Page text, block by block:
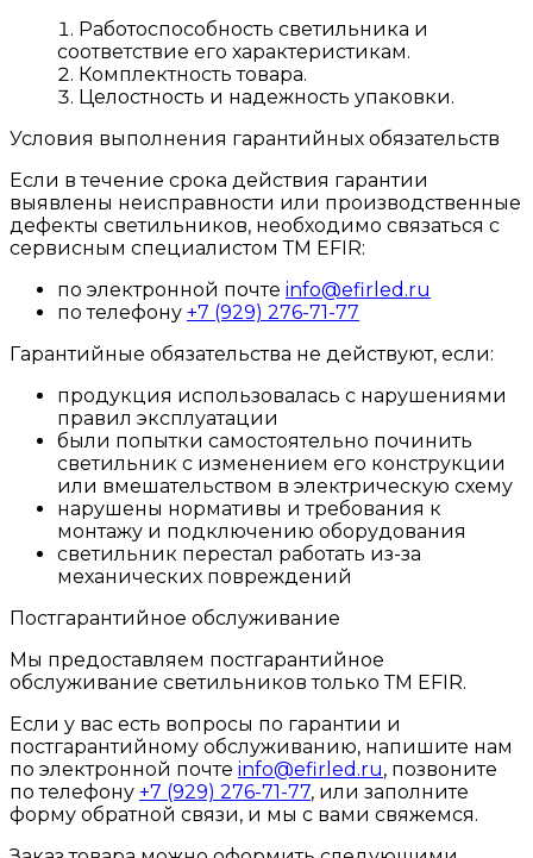
Работоспособность светильника и
соответствие его характеристикам.
Комплектность товара.
Целостность и надежность упаковки.
Условия выполнения гарантийных обязательств
Если в течение срока действия гарантии
выявлены неисправности или производственные
дефекты светильников, необходимо связаться с
сервисным специалистом ТМ EFIR:
по электронной почте info@efirled.ru
по телефону +7 (929) 276-71-77
Гарантийные обязательства не действуют, если:
продукция использовалась с нарушениями
правил эксплуатации
были попытки самостоятельно починить
светильник с изменением его конструкции
или вмешательством в электрическую схему
нарушены нормативы и требования к
монтажу и подключению оборудования
светильник перестал работать из-за
механических повреждений
Постгарантийное обслуживание
Мы предоставляем постгарантийное
обслуживание светильников только ТМ EFIR.
Если у вас есть вопросы по гарантии и
постгарантийному обслуживанию, напишите нам
по электронной почте info@efirled.ru, позвоните
по телефону +7 (929) 276-71-77, или заполните
форму обратной связи, и мы с вами свяжемся.